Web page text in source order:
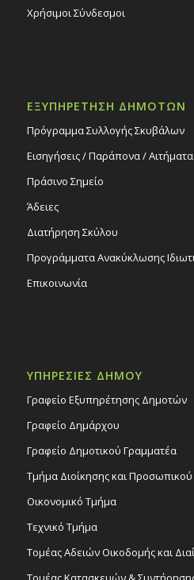
Χρήσιμοι Σύνδεσμοι
ΕΞΥΠΗΡΕΤΗΣΗ ΔΗΜΟΤΩΝ
Πρόγραμμα Συλλογής Σκυβάλων
Εισηγήσεις / Παράπονα / Αιτήματα
Πράσινο Σημείο
Άδειες
Διατήρηση Σκύλου
Προγράμματα Ανακύκλωσης
Επικοινωνία
ΥΠΗΡΕΣΙΕΣ ΔΗΜΟΥ
Γραφείο Εξυπηρέτησης Δημοτών
Γραφείο Δημάρχου
Γραφείο Δημοτικού Γραμματέα
Τμήμα Διοίκησης και Προσωπικού
Οικονομικό Τμήμα
Τεχνικό Τμήμα
Τομέας Αδειών Οικοδομής και